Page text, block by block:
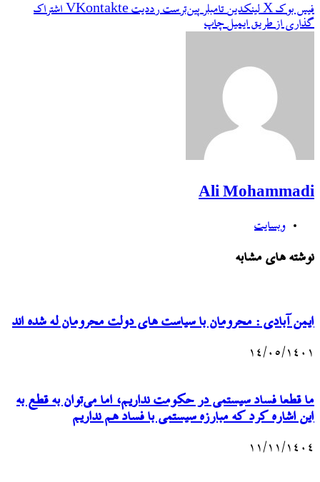
فیس بوک X لینکدین ‫تامبلر ‫پین‌ترست ‫رددیت ‫VKontakte اشتراک
گذاری از طریق ایمیل چاپ
Ali Mohammadi
وبسایت
نوشته های مشابه
ایمن آبادی : محرومان با سیاست های دولت محرومان له شده اند
۱۴/۰۵/۱۴۰۱
ما قطعا فساد سیستمی در حکومت نداریم، اما می‌توان به قطع به
این اشاره کرد که مبارزه سیستمی با فساد هم نداریم
۱۱/۱۱/۱۴۰۴